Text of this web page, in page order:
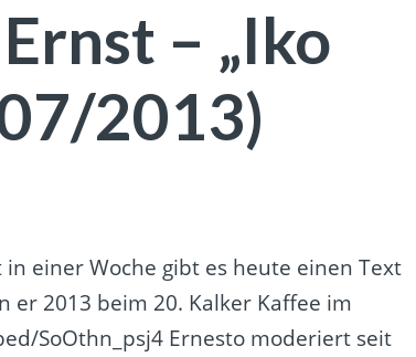
– „Iko
2013)
einer Woche gibt es heute einen Text
er 2013 beim 20. Kalker Kaffee im
SoOthn_psj4 Ernesto moderiert seit